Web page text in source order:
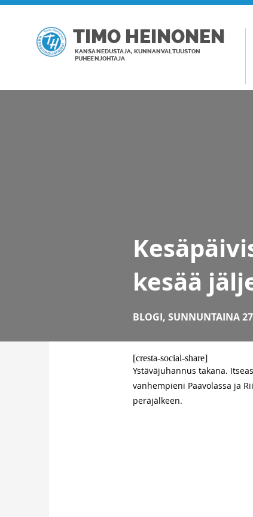
TIMO HEINONEN
KANSANEDUSTAJA, KUNNANVALTUUSTON
PUHEENJOHTAJA
kesää
BLOGI, SUNNUNTAINA
[cresta-social-share]
Ystäväjuhannus takana.
vanhempieni Paavolassa ja
peräjälkeen.